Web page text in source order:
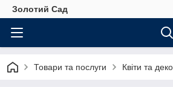
Золотий Сад
Товари та послуги Квіти та